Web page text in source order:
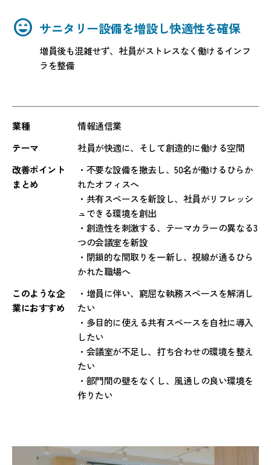
sentiment_very_satisfied サニタリー設備を増設し快適性を確保
増員後も混雑せず、社員がストレスなく働けるインフ
ラを整備
業種
情報通信業
テーマ
社員が快適に、そして創造的に働ける空間
改善ポイント
まとめ
・不要な設備を撤去し、50名が働けるひらか
れたオフィスへ
・共有スペースを新設し、社員がリフレッシ
ュできる環境を創出
・創造性を刺激する、テーマカラーの異なる3
つの会議室を新設
・閉鎖的な間取りを一新し、視線が通るひら
かれた職場へ
このような企
業におすすめ
・増員に伴い、窮屈な執務スペースを解消し
たい
・多目的に使える共有スペースを自社に導入
したい
・会議室が不足し、打ち合わせの環境を整え
たい
・部門間の壁をなくし、風通しの良い環境を
作りたい